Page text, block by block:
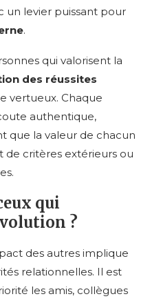
un levier puissant pour
.
qui valorisent la
des réussites
vertueux. Chaque
authentique,
que la valeur de chacun
critères extérieurs ou
qui
?
des autres implique
relationnelles. Il est
les amis, collègues